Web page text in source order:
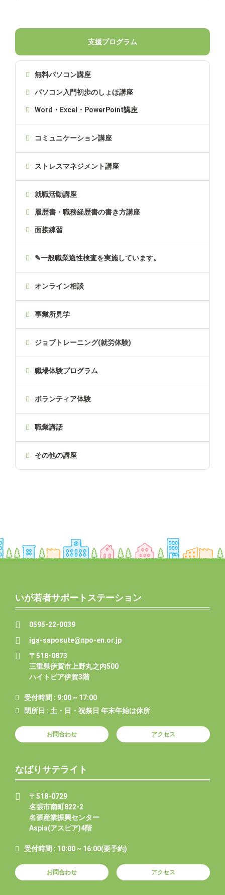
支援プログラム
無料パソコン講座
パソコン入門初歩のしょほ講座
Word・Excel・PowerPoint講座
コミュニケーション講座
ストレスマネジメント講座
就職活動講座
履歴書・職務経歴書の書き方講座
面接練習
✎一般職業適性検査を実施しています。
オンライン相談
事業所見学
ジョブトレーニング(就労体験)
職場体験プログラム
ボランティア体験
職業講話
その他の講座
いが若者サポートステーション
0595-22-0039
iga-saposute@npo-en.or.jp
〒518-0873
三重県伊賀市上野丸之内500
ハイトピア伊賀3階
受付時間 : 9:00 ~ 17:00
閉所日 : 土・日・祝祭日 年末年始は休所
お問合わせ アクセス
なばりサテライト
〒518-0729
名張市南町822-2
名張産業振興センター
Aspia(アスピア)4階
受付時間 : 10:00 ~ 16:00(要予約)
お問合わせ アクセス